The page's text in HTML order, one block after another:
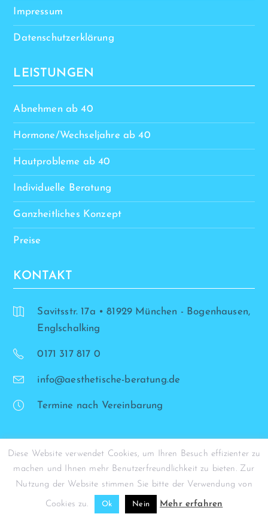
Impressum
Datenschutzerklärung
LEISTUNGEN
Abnehmen ab 40
Hormone/Wechseljahre ab 40
Hautprobleme ab 40
Individuelle Beratung
Ganzheitliches Konzept
Preise
KONTAKT
Savitsstr. 17a • 81929 München - Bogenhausen,
Englschalking
0171 317 817 0
info@aesthetische-beratung.de
Termine nach Vereinbarung
© Simona Stohrer - 2026
Diese Website verwendet Cookies, um Ihren Besuch effizienter zu
machen und Ihnen mehr Benutzerfreundlichkeit zu bieten. Zur
Nutzung der Website stimmen Sie bitte der Verwendung von
Cookies zu. Ok Nein Mehr erfahren